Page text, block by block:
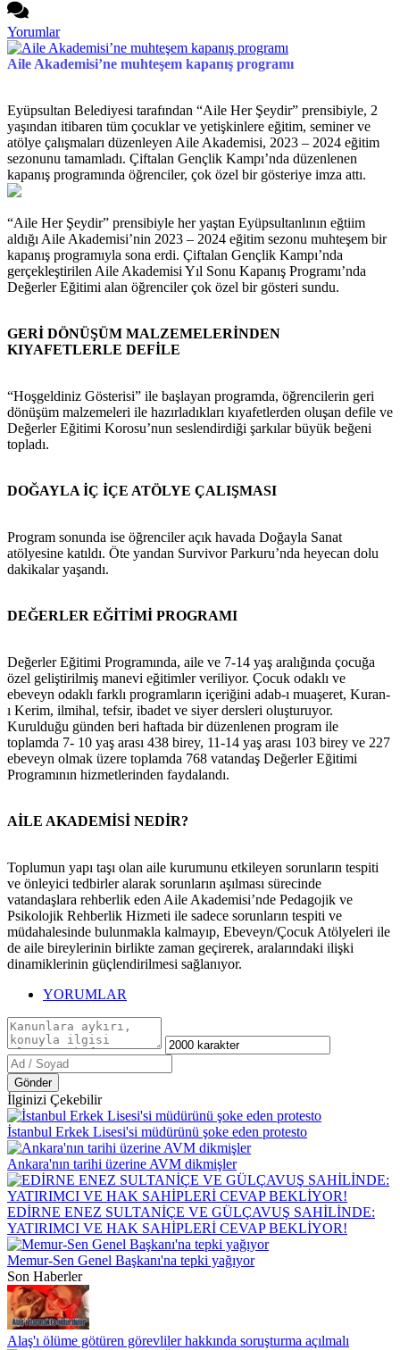
Yorumlar
Aile Akademisi’ne muhteşem kapanış programı
Eyüpsultan Belediyesi tarafından “Aile Her Şeydir” prensibiyle, 2
yaşından itibaren tüm çocuklar ve yetişkinlere eğitim, seminer ve
atölye çalışmaları düzenleyen Aile Akademisi, 2023 – 2024 eğitim
sezonunu tamamladı. Çiftalan Gençlik Kampı’nda düzenlenen
kapanış programında öğrenciler, çok özel bir gösteriye imza attı.
“Aile Her Şeydir” prensibiyle her yaştan Eyüpsultanlının eğtiim
aldığı Aile Akademisi’nin 2023 – 2024 eğitim sezonu muhteşem bir
kapanış programıyla sona erdi. Çiftalan Gençlik Kampı’nda
gerçekleştirilen Aile Akademisi Yıl Sonu Kapanış Programı’nda
Değerler Eğitimi alan öğrenciler çok özel bir gösteri sundu.
GERİ DÖNÜŞÜM MALZEMELERİNDEN
KIYAFETLERLE DEFİLE
“Hoşgeldiniz Gösterisi” ile başlayan programda, öğrencilerin geri
dönüşüm malzemeleri ile hazırladıkları kıyafetlerden oluşan defile ve
Değerler Eğitimi Korosu’nun seslendirdiği şarkılar büyük beğeni
topladı.
DOĞAYLA İÇ İÇE ATÖLYE ÇALIŞMASI
Program sonunda ise öğrenciler açık havada Doğayla Sanat
atölyesine katıldı. Öte yandan Survivor Parkuru’nda heyecan dolu
dakikalar yaşandı.
DEĞERLER EĞİTİMİ PROGRAMI
Değerler Eğitimi Programında, aile ve 7-14 yaş aralığında çocuğa
özel geliştirilmiş manevi eğitimler veriliyor. Çocuk odaklı ve
ebeveyn odaklı farklı programların içeriğini adab-ı muaşeret, Kuran-
ı Kerim, ilmihal, tefsir, ibadet ve siyer dersleri oluşturuyor.
Kurulduğu günden beri haftada bir düzenlenen program ile
toplamda 7- 10 yaş arası 438 birey, 11-14 yaş arası 103 birey ve 227
ebeveyn olmak üzere toplamda 768 vatandaş Değerler Eğitimi
Programının hizmetlerinden faydalandı.
AİLE AKADEMİSİ NEDİR?
Toplumun yapı taşı olan aile kurumunu etkileyen sorunların tespiti
ve önleyici tedbirler alarak sorunların aşılması sürecinde
vatandaşlara rehberlik eden Aile Akademisi’nde Pedagojik ve
Psikolojik Rehberlik Hizmeti ile sadece sorunların tespiti ve
müdahalesinde bulunmakla kalmayıp, Ebeveyn/Çocuk Atölyeleri ile
de aile bireylerinin birlikte zaman geçirerek, aralarındaki ilişki
dinamiklerinin güçlendirilmesi sağlanıyor.
YORUMLAR
Gönder
İlginizi Çekebilir
İstanbul Erkek Lisesi'si müdürünü şoke eden protesto
Ankara'nın tarihi üzerine AVM dikmişler
EDİRNE ENEZ SULTANİÇE VE GÜLÇAVUŞ SAHİLİNDE:
YATIRIMCI VE HAK SAHİPLERİ CEVAP BEKLİYOR!
Memur-Sen Genel Başkanı'na tepki yağıyor
Son Haberler
Alaş'ı ölüme götüren görevliler hakkında soruşturma açılmalı